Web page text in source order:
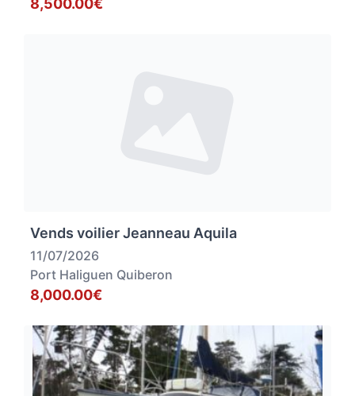
8,500.00€
Vends voilier Jeanneau Aquila
11/07/2026
Port Haliguen Quiberon
8,000.00€